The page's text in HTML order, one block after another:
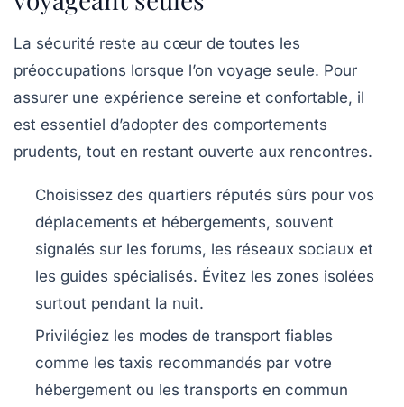
La sécurité reste au cœur de toutes les
préoccupations lorsque l’on voyage seule. Pour
assurer une expérience sereine et confortable, il
est essentiel d’adopter des comportements
prudents, tout en restant ouverte aux rencontres.
Choisissez des quartiers réputés sûrs pour vos
déplacements et hébergements, souvent
signalés sur les forums, les réseaux sociaux et
les guides spécialisés. Évitez les zones isolées
surtout pendant la nuit.
Privilégiez les modes de transport fiables
comme les taxis recommandés par votre
hébergement ou les transports en commun